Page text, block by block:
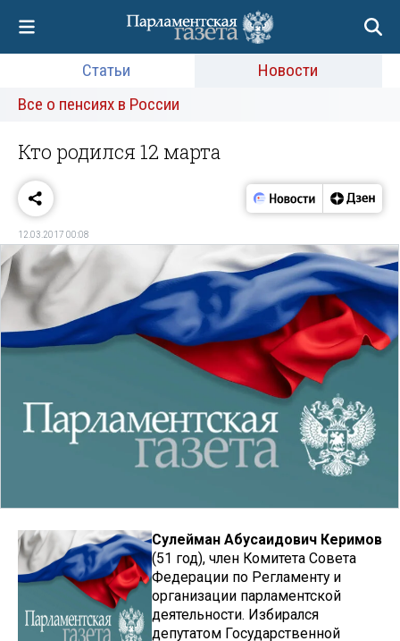
Статьи
Новости
Все о пенсиях в России
Кто родился 12 марта
12.03.2017 00:08
Сулейман Абусаидович Керимов
(51 год), член Комитета Совета
Федерации по Регламенту и
организации парламентской
деятельности. Избирался
депутатом Государственной